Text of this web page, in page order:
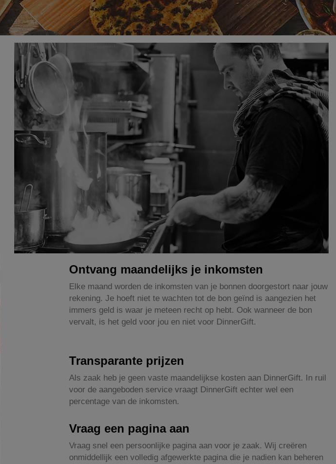
Ontvang maandelijks je inkomsten
Elke maand worden de inkomsten van je bonnen doorgestort naar jouw
rekening. Je hoeft niet te wachten tot de bon geïnd is aangezien het
immers geld is waar je meteen recht op hebt. Ook wanneer de bon
vervalt, is het geld voor jou en niet voor DinnerGift.
Transparante prijzen
Als zaak heb je geen vaste maandelijkse kosten aan DinnerGift. In ruil
voor de aangeboden service vraagt DinnerGift echter wel een
percentage van de inkomsten.
Vraag een pagina aan
Vraag snel een persoonlijke pagina aan voor je zaak. Wij creëren
onmiddellijk een volledig afgewerkte pagina die je nadien kan beheren